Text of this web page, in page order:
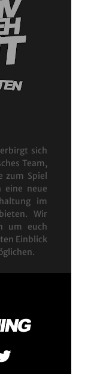
sich
Team,
zum Spiel
eine neue
im
Wir
um euch
Einblick